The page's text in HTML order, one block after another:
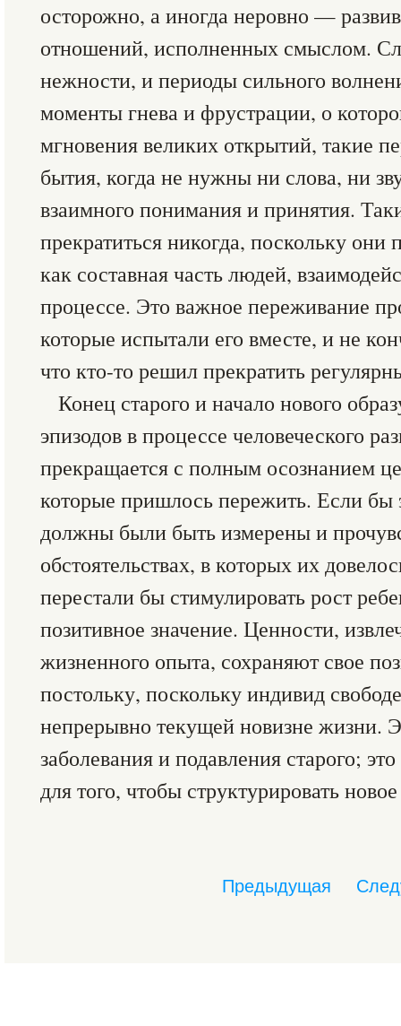
осторожно, а иногда неровно —
отношений, исполненных смыслом.
нежности, и периоды сильного
моменты гнева и фрустрации, о
мгновения великих открытий, такие
бытия, когда не нужны ни слова, ни
взаимного понимания и принятия.
прекратиться никогда, поскольку
как составная часть людей,
процессе. Это важное переживание
которые испытали его вместе, и не
что кто-то решил прекратить
Конец старого и начало нового
эпизодов в процессе человеческого
прекращается с полным осознанием
которые пришлось пережить. Если бы
должны были быть измерены и
обстоятельствах, в которых их
перестали бы стимулировать рост
позитивное значение. Ценности,
жизненного опыта, сохраняют свое
постольку, поскольку индивид
непрерывно текущей новизне жизни.
заболевания и подавления старого;
для того, чтобы структурировать
Предыдущая